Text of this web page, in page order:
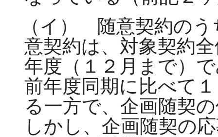
（イ） 随意契約の
意契約は、対象契約
年度（１２月まで）
前年度同期に比べて
る一方で、企画随契
しかし、企画随契の